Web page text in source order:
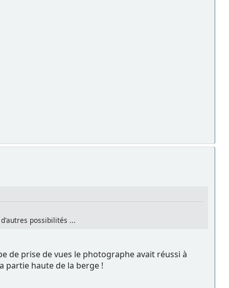
possibilités ...
de prise de vues le photographe avait réussi à
partie haute de la berge !